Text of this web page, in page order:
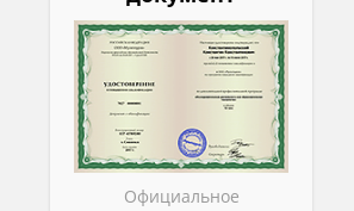
Официальное